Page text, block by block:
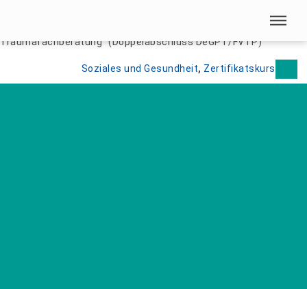
Menü überspringen
Berufsbegleitende Weiterbildung in „Traumapädagogik /
Traumafachberatung“ (Doppelabschluss DeGPT/FVTP)
Soziales und Gesundheit, Zertifikatskurs